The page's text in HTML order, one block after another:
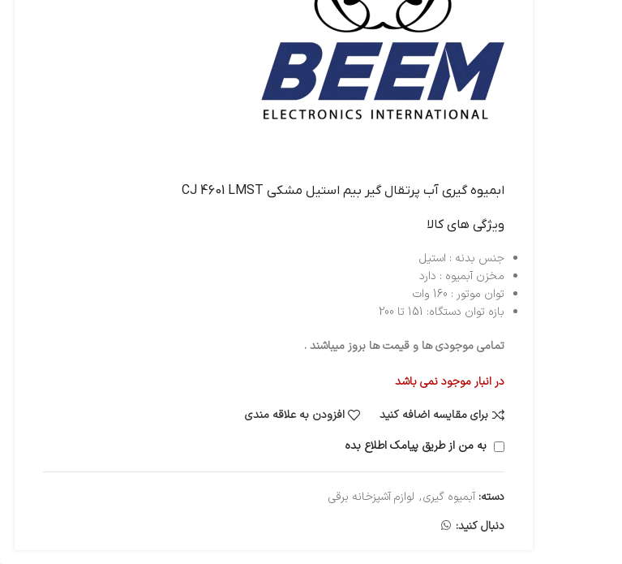
ابميوه گيري آب پرتقال گير بيم استيل مشکي CJ 4601 LMST
ویژگی های کالا
جنس بدنه : استیل
مخزن آبمیوه : دارد
توان موتور : 160 وات
بازه توان دستگاه: 151 تا 200
تمامی موجودی ها و قیمت ها بروز میباشند .
در انبار موجود نمی باشد
برای مقایسه اضافه کنید
افزودن به علاقه مندی
به من از طریق پیامک اطلاع بده
دسته: آبمیوه گیری, لوازم آشپزخانه برقی
دنبال کنید: